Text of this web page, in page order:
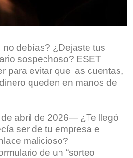
no debías? ¿Dejaste tus
sospechoso? ESET
para evitar que las cuentas,
queden en manos de
abril de 2026— ¿Te llegó
ser de tu empresa e
malicioso?
de un “sorteo